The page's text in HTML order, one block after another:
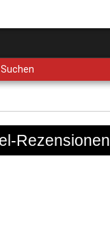
Rezensionen